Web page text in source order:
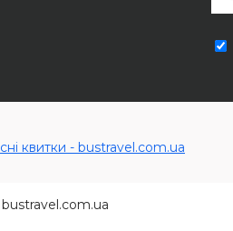
квитки - bustravel.com.ua